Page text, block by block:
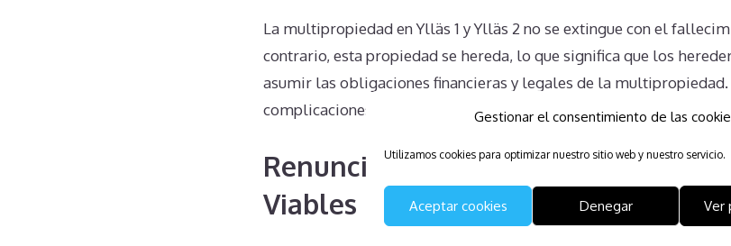
Gestionar el consentimiento de las
Utilizamos cookies para optimizar nuestro sitio web y nuestro servicio.
Aceptar cookies Denegar Ver
La multipropiedad en Ylläs 1 y Ylläs 2 no se extingue con el
contrario, esta propiedad se hereda, lo que significa que los
asumir las obligaciones financieras y legales de la multipropiedad.
complicaciones adicionales para los herederos que tal vez no
Renuncias Unilaterales en Ylläs 1
Viables